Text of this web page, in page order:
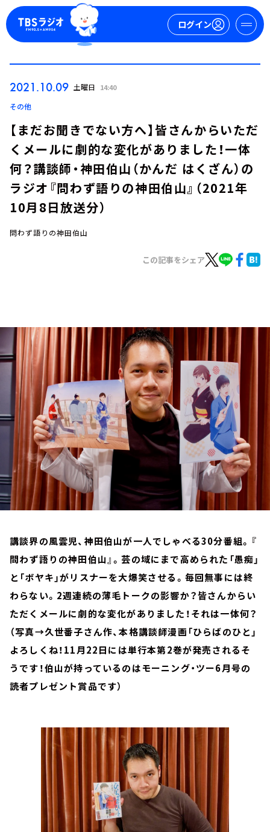
ログイン
週間番組表
2021.10.09 土曜日 14:40
その他
【まだお聞きでない方へ】皆さんからいただ
くメールに劇的な変化がありました！一体
何？講談師・神田伯山（かんだ はくざん）の
ラジオ『問わず語りの神田伯山』（2021年
10月8日放送分）
問わず語りの神田伯山
この記事をシェア
講談界の風雲児、神田伯山が一人でしゃべる30分番組。『
問わず語りの神田伯山』。芸の域にまで高められた「愚痴」
と「ボヤキ」がリスナーを大爆笑させる。毎回無事には終
わらない。2週連続の薄毛トークの影響か？皆さんからい
ただくメールに劇的な変化がありました！それは一体何？
（写真→久世番子さん作、本格講談師漫画「ひらばのひと」
よろしくね！11月22日には単行本第2巻が発売されるそ
うです！伯山が持っているのはモーニング・ツー6月号の
読者プレゼント賞品です）